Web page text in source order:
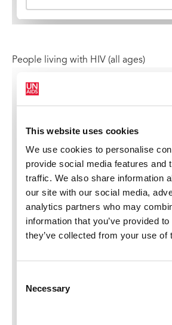
People living with HIV (all ages)